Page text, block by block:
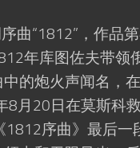
序曲“1812”，作
年库图佐夫带领
的炮火声闻名，
月20日在莫斯科
1812序曲》最后